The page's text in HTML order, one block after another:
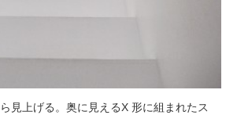
見上げる。奥に見えるX 形に組まれたス